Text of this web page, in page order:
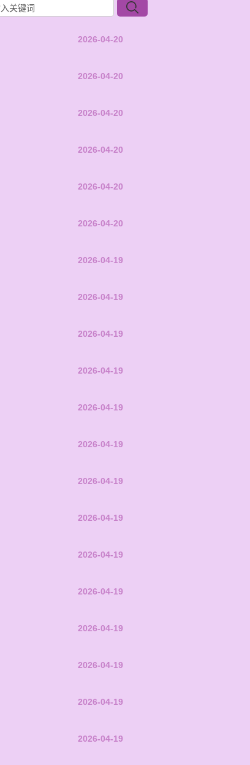
2026-04-20
2026-04-20
2026-04-20
2026-04-20
2026-04-20
2026-04-20
2026-04-19
2026-04-19
2026-04-19
2026-04-19
2026-04-19
2026-04-19
2026-04-19
2026-04-19
2026-04-19
2026-04-19
2026-04-19
2026-04-19
2026-04-19
2026-04-19